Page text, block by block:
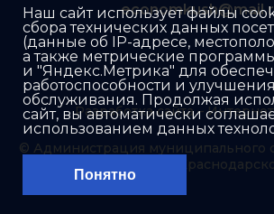
© Администрация муниципального
Кущёвский район
Разработка сайта –
Наш сайт использует файлы
сбора технических данных
(данные об IP-адресе,
а также метрические
и "Яндекс.Метрика" для
работоспособности и
обслуживания. Продолжая
сайт, вы автоматически
использованием данных
Понятно